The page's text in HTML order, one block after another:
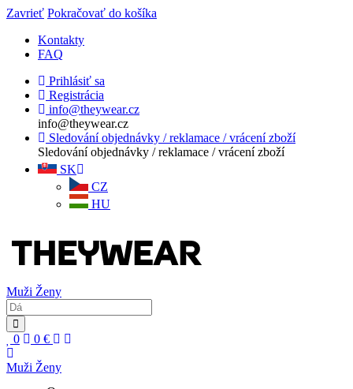
Zavrieť Pokračovať do košíka
Kontakty
FAQ
Prihlásiť sa
Registrácia
info@theywear.cz
info@theywear.cz
Sledování objednávky / reklamace / vrácení zboží
Sledování objednávky / reklamace / vrácení zboží
SK
CZ
HU
Muži Ženy
0 0 €
Muži Ženy